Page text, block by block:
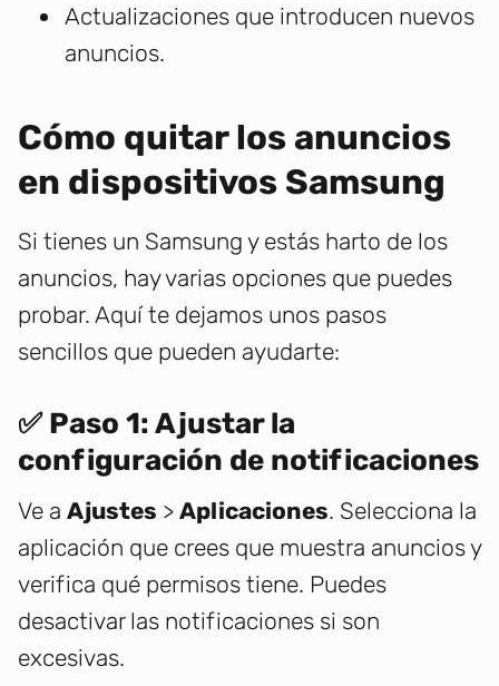
Actualizaciones que introducen nuevos
anuncios.
Cómo quitar los anuncios
en dispositivos Samsung
Si tienes un Samsung y estás harto de los
anuncios, hay varias opciones que puedes
probar. Aquí te dejamos unos pasos
sencillos que pueden ayudarte:
✅ Paso 1: Ajustar la
configuración de notificaciones
Ve a Ajustes > Aplicaciones. Selecciona la
aplicación que crees que muestra anuncios y
verifica qué permisos tiene. Puedes
desactivar las notificaciones si son
excesivas.